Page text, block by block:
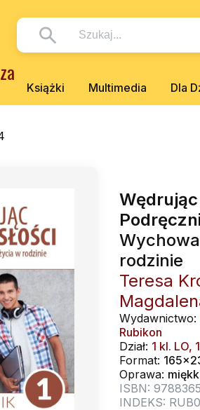
Książki Multimedia Dla
Wędrując
rodzinie
Teresa
Wydawnictwo:
Rubikon
Dział: 1 kl. LO,
Format:
Oprawa:
ISBN:
INDEKS: